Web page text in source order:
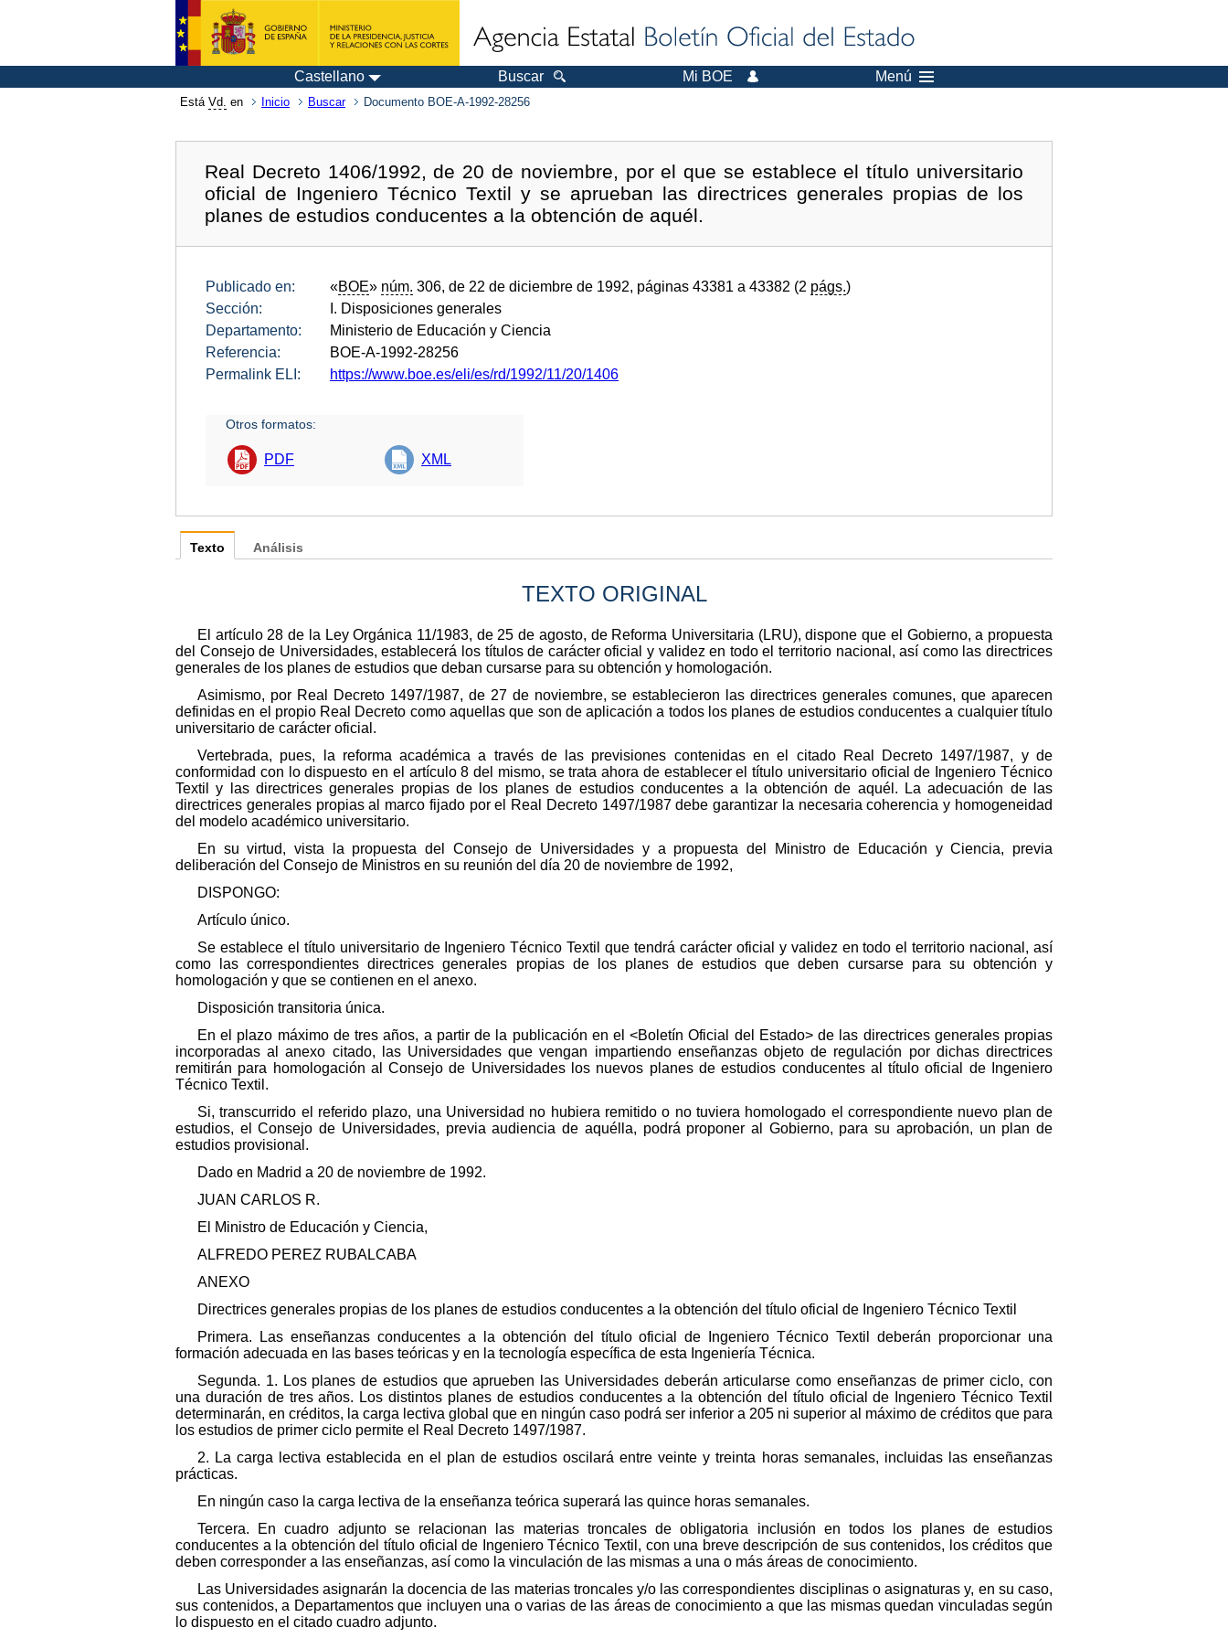
Castellano Buscar Mi BOE Menú
Está Vd. en Inicio Buscar Documento BOE-A-1992-28256
Real Decreto 1406/1992, de 20 de noviembre, por el que se establece el título universitario
oficial de Ingeniero Técnico Textil y se aprueban las directrices generales propias de los
planes de estudios conducentes a la obtención de aquél.
Publicado en: «BOE» núm. 306, de 22 de diciembre de 1992, páginas 43381 a 43382 (2 págs.)
Sección:
I. Disposiciones generales
Departamento:
Ministerio de Educación y Ciencia
Referencia:
BOE-A-1992-28256
Permalink ELI:
https://www.boe.es/eli/es/rd/1992/11/20/1406
Otros formatos:
PDF XML
Texto
TEXTO ORIGINAL
El artículo 28 de la Ley Orgánica 11/1983, de 25 de agosto, de Reforma Universitaria (LRU), dispone que el Gobierno, a propuesta
del Consejo de Universidades, establecerá los títulos de carácter oficial y validez en todo el territorio nacional, así como las directrices
generales de los planes de estudios que deban cursarse para su obtención y homologación.
Asimismo, por Real Decreto 1497/1987, de 27 de noviembre, se establecieron las directrices generales comunes, que aparecen
definidas en el propio Real Decreto como aquellas que son de aplicación a todos los planes de estudios conducentes a cualquier título
universitario de carácter oficial.
Vertebrada, pues, la reforma académica a través de las previsiones contenidas en el citado Real Decreto 1497/1987, y de
conformidad con lo dispuesto en el artículo 8 del mismo, se trata ahora de establecer el título universitario oficial de Ingeniero Técnico
Textil y las directrices generales propias de los planes de estudios conducentes a la obtención de aquél. La adecuación de las
directrices generales propias al marco fijado por el Real Decreto 1497/1987 debe garantizar la necesaria coherencia y homogeneidad
del modelo académico universitario.
En su virtud, vista la propuesta del Consejo de Universidades y a propuesta del Ministro de Educación y Ciencia, previa
deliberación del Consejo de Ministros en su reunión del día 20 de noviembre de 1992,
DISPONGO:
Artículo único.
Se establece el título universitario de Ingeniero Técnico Textil que tendrá carácter oficial y validez en todo el territorio nacional, así
como las correspondientes directrices generales propias de los planes de estudios que deben cursarse para su obtención y
homologación y que se contienen en el anexo.
Disposición transitoria única.
En el plazo máximo de tres años, a partir de la publicación en el <Boletín Oficial del Estado> de las directrices generales propias
incorporadas al anexo citado, las Universidades que vengan impartiendo enseñanzas objeto de regulación por dichas directrices
remitirán para homologación al Consejo de Universidades los nuevos planes de estudios conducentes al título oficial de Ingeniero
Técnico Textil.
Si, transcurrido el referido plazo, una Universidad no hubiera remitido o no tuviera homologado el correspondiente nuevo plan de
estudios, el Consejo de Universidades, previa audiencia de aquélla, podrá proponer al Gobierno, para su aprobación, un plan de
estudios provisional.
Dado en Madrid a 20 de noviembre de 1992.
JUAN CARLOS R.
El Ministro de Educación y Ciencia,
ALFREDO PEREZ RUBALCABA
ANEXO
Directrices generales propias de los planes de estudios conducentes a la obtención del título oficial de Ingeniero Técnico Textil
Primera. Las enseñanzas conducentes a la obtención del título oficial de Ingeniero Técnico Textil deberán proporcionar una
formación adecuada en las bases teóricas y en la tecnología específica de esta Ingeniería Técnica.
Segunda. 1. Los planes de estudios que aprueben las Universidades deberán articularse como enseñanzas de primer ciclo, con
una duración de tres años. Los distintos planes de estudios conducentes a la obtención del título oficial de Ingeniero Técnico Textil
determinarán, en créditos, la carga lectiva global que en ningún caso podrá ser inferior a 205 ni superior al máximo de créditos que para
los estudios de primer ciclo permite el Real Decreto 1497/1987.
2. La carga lectiva establecida en el plan de estudios oscilará entre veinte y treinta horas semanales, incluidas las enseñanzas
prácticas.
En ningún caso la carga lectiva de la enseñanza teórica superará las quince horas semanales.
Tercera. En cuadro adjunto se relacionan las materias troncales de obligatoria inclusión en todos los planes de estudios
conducentes a la obtención del título oficial de Ingeniero Técnico Textil, con una breve descripción de sus contenidos, los créditos que
deben corresponder a las enseñanzas, así como la vinculación de las mismas a una o más áreas de conocimiento.
Las Universidades asignarán la docencia de las materias troncales y/o las correspondientes disciplinas o asignaturas y, en su caso,
sus contenidos, a Departamentos que incluyen una o varias de las áreas de conocimiento a que las mismas quedan vinculadas según
lo dispuesto en el citado cuadro adjunto.
Análisis